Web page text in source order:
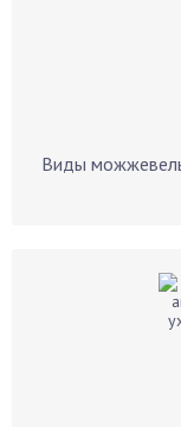
Виды